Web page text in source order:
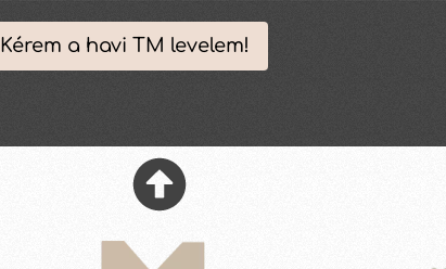
Kérem a havi TM levelem!